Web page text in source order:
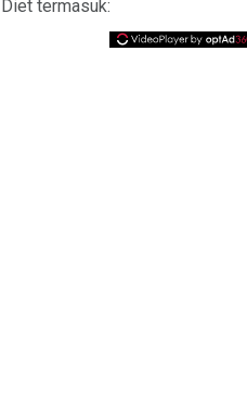
Diet termasuk: